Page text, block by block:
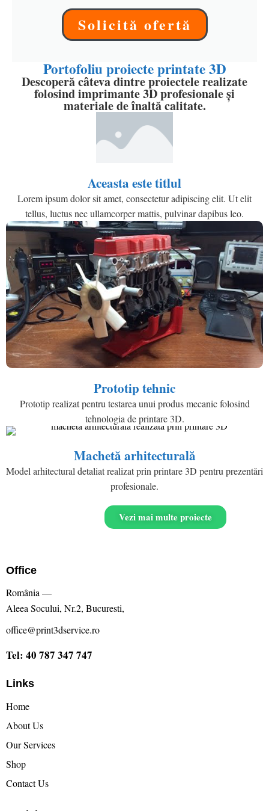
Solicită ofertă
Portofoliu proiecte printate 3D
Descoperă câteva dintre proiectele realizate
folosind imprimante 3D profesionale și
materiale de înaltă calitate.
Aceasta este titlul
Lorem ipsum dolor sit amet, consectetur adipiscing elit. Ut elit
tellus, luctus nec ullamcorper mattis, pulvinar dapibus leo.
Prototip tehnic
Prototip realizat pentru testarea unui produs mecanic folosind
tehnologia de printare 3D.
Machetă arhitecturală
Model arhitectural detaliat realizat prin printare 3D pentru prezentări
profesionale.
Vezi mai multe proiecte
Office
România —
Aleea Socului, Nr.2, Bucuresti,
office@print3dservice.ro
Tel: 40 787 347 747
Links
Home
About Us
Our Services
Shop
Contact Us